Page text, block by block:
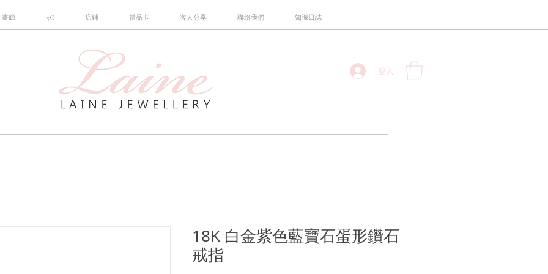
畫廊 5C 店鋪 禮品卡 客人分享 聯絡我們 知識日誌
登入
18K 白金紫色藍寶石蛋形鑽石
戒指